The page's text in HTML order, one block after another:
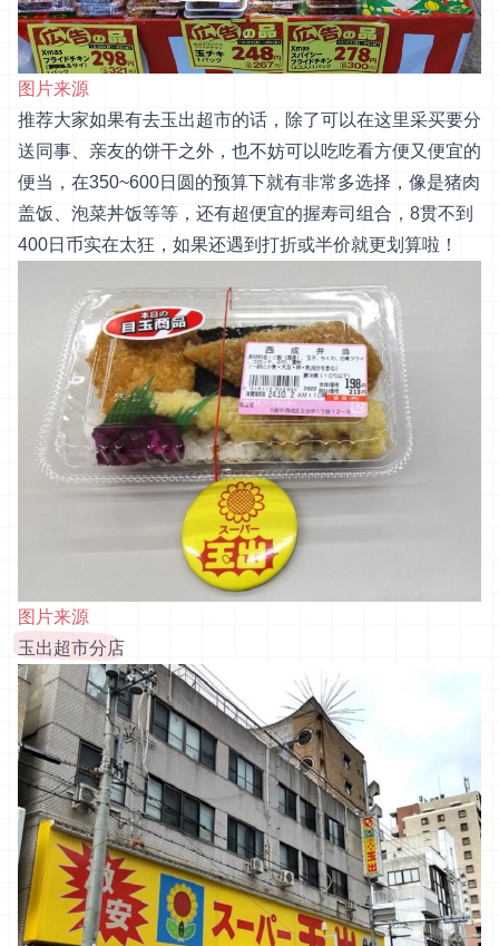
图片来源
推荐大家如果有去玉出超市的话，除了可以在这里采买要分
送同事、亲友的饼干之外，也不妨可以吃吃看方便又便宜的
便当，在350~600日圆的预算下就有非常多选择，像是猪肉
盖饭、泡菜丼饭等等，还有超便宜的握寿司组合，8贯不到
400日币实在太狂，如果还遇到打折或半价就更划算啦！
图片来源
玉出超市分店